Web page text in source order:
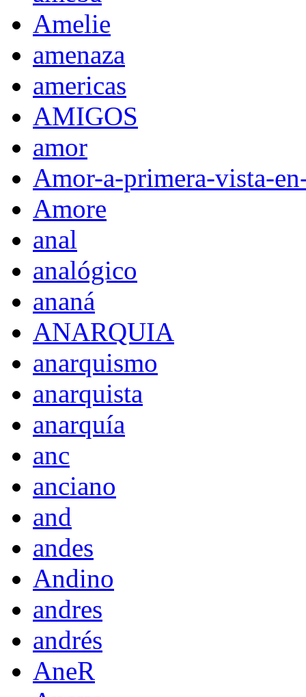
Amelie
amenaza
americas
AMIGOS
amor
Amor-a-primera-vista-
Amore
anal
analógico
ananá
ANARQUIA
anarquismo
anarquista
anarquía
anc
anciano
and
andes
Andino
andres
andrés
AneR